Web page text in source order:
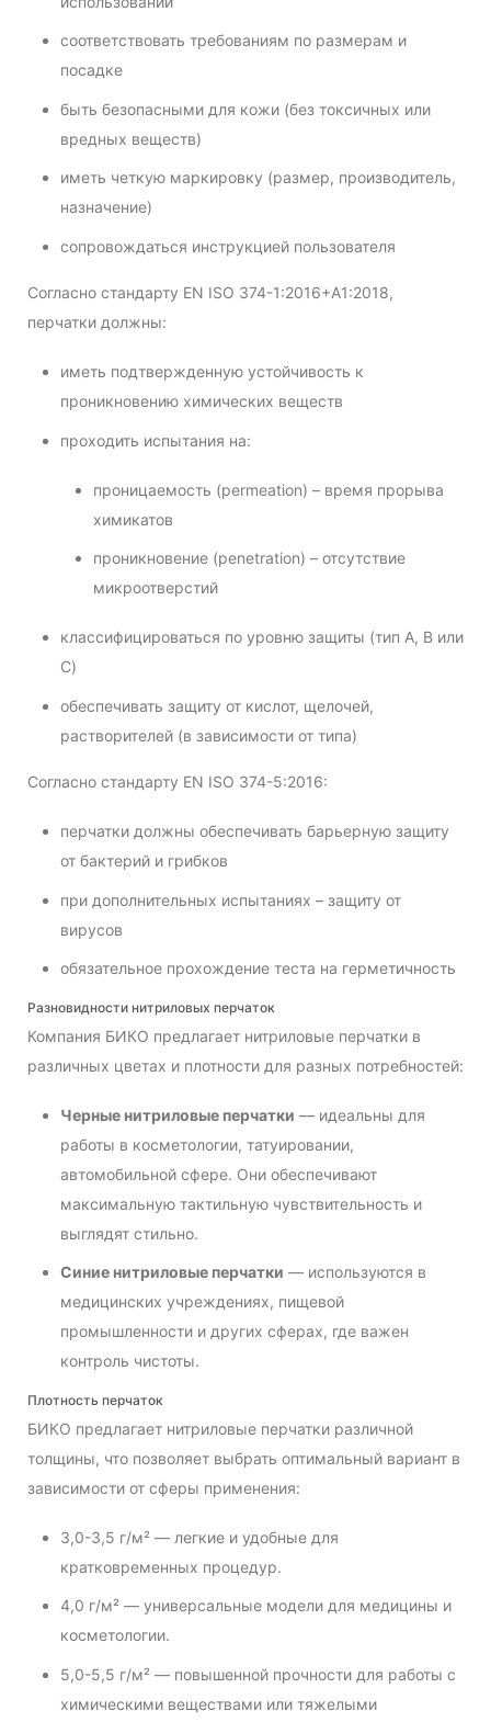
соответствовать требованиям по размерам и
посадке
быть безопасными для кожи (без токсичных или
вредных веществ)
иметь четкую маркировку (размер, производитель,
назначение)
сопровождаться инструкцией пользователя
Согласно стандарту EN ISO 374-1:2016+A1:2018,
перчатки должны:
иметь подтвержденную устойчивость к
проникновению химических веществ
проходить испытания на:
проницаемость (permeation) – время прорыва
химикатов
проникновение (penetration) – отсутствие
микроотверстий
классифицироваться по уровню защиты (тип A, B или
C)
обеспечивать защиту от кислот, щелочей,
растворителей (в зависимости от типа)
Согласно стандарту EN ISO 374-5:2016:
перчатки должны обеспечивать барьерную защиту
от бактерий и грибков
при дополнительных испытаниях – защиту от
вирусов
обязательное прохождение теста на герметичность
Разновидности нитриловых перчаток
Компания БИКО предлагает нитриловые перчатки в
различных цветах и плотности для разных потребностей:
Черные нитриловые перчатки — идеальны для
работы в косметологии, татуировании,
автомобильной сфере. Они обеспечивают
максимальную тактильную чувствительность и
выглядят стильно.
Синие нитриловые перчатки — используются в
медицинских учреждениях, пищевой
промышленности и других сферах, где важен
контроль чистоты.
Плотность перчаток
БИКО предлагает нитриловые перчатки различной
толщины, что позволяет выбрать оптимальный вариант в
зависимости от сферы применения:
3,0-3,5 г/м² — легкие и удобные для
кратковременных процедур.
4,0 г/м² — универсальные модели для медицины и
косметологии.
5,0-5,5 г/м² — повышенной прочности для работы с
химическими веществами или тяжелыми